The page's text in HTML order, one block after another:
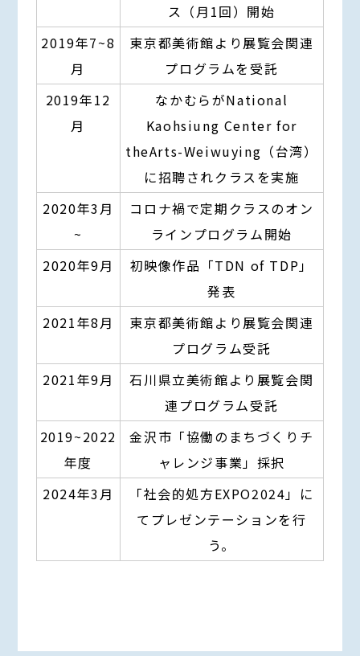
ス（月1回）開始
2019年7~8
月
東京都美術館より展覧会関連
プログラムを受託
2019年12
月
なかむらがNational
Kaohsiung Center for
theArts-Weiwuying（台湾）
に招聘されクラスを実施
2020年3月
~
コロナ禍で定期クラスのオン
ラインプログラム開始
2020年9月
初映像作品「TDN of TDP」
発表
2021年8月
東京都美術館より展覧会関連
プログラム受託
2021年9月
石川県立美術館より展覧会関
連プログラム受託
2019~2022
年度
金沢市「協働のまちづくりチ
ャレンジ事業」採択
2024年3月
「社会的処方EXPO2024」に
てプレゼンテーションを行
う。